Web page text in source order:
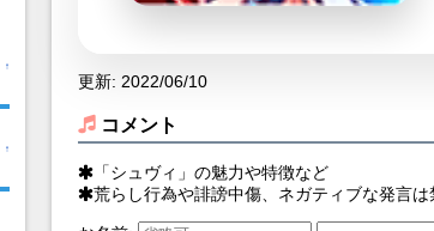
↑
↑
更新: 2022/06/10
コメント
「シュヴィ」の魅力や特徴など
荒らし行為や誹謗中傷、ネガティブな発言は